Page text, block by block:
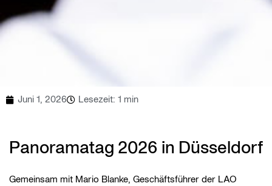
Juni 1, 2026 Lesezeit: 1 min
Panoramatag 2026 in Düsseldorf
Gemeinsam mit Mario Blanke, Geschäftsführer der LAO